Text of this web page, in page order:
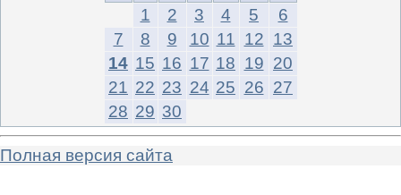
1
2 3 4 5
6
7
8 9 10 11 12 13
14 15 16 17 18 19 20
21 22 23 24 25 26 27
28 29 30
Полная версия сайта